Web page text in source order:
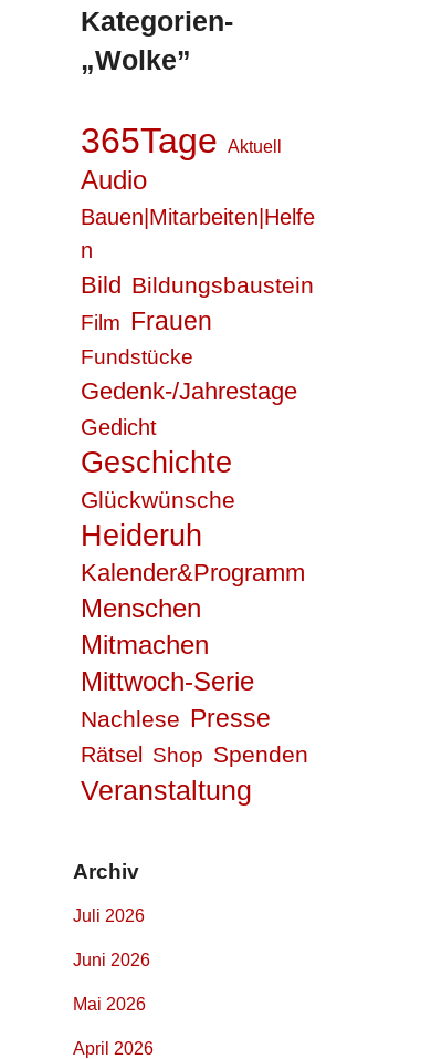
Kategorien-
„Wolke”
365Tage Aktuell
Audio
Bauen|Mitarbeiten|Helfe
n
Bild Bildungsbaustein
Film Frauen
Fundstücke
Gedenk-/Jahrestage
Gedicht
Geschichte
Glückwünsche
Heideruh
Kalender&Programm
Menschen
Mitmachen
Mittwoch-Serie
Nachlese Presse
Rätsel Shop Spenden
Veranstaltung
Archiv
Juli 2026
Juni 2026
Mai 2026
April 2026